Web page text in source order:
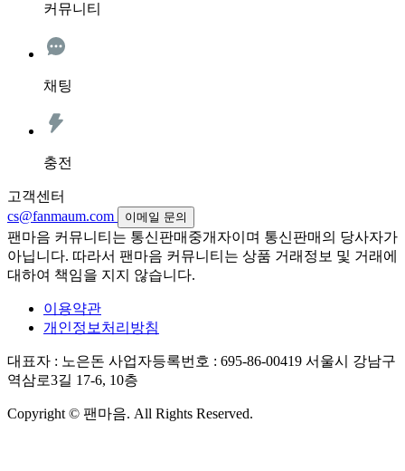
커뮤니티
채팅
충전
고객센터
cs@fanmaum.com
이메일 문의
팬마음 커뮤니티는 통신판매중개자이며 통신판매의 당사자가
아닙니다. 따라서 팬마음 커뮤니티는 상품 거래정보 및 거래에
대하여 책임을 지지 않습니다.
이용약관
개인정보처리방침
대표자 : 노은돈 사업자등록번호 : 695-86-00419 서울시 강남구
역삼로3길 17-6, 10층
Copyright © 팬마음. All Rights Reserved.